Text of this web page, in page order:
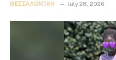
ΘΕΣΣΑΛΟΝΊΚΗ July 28, 2026